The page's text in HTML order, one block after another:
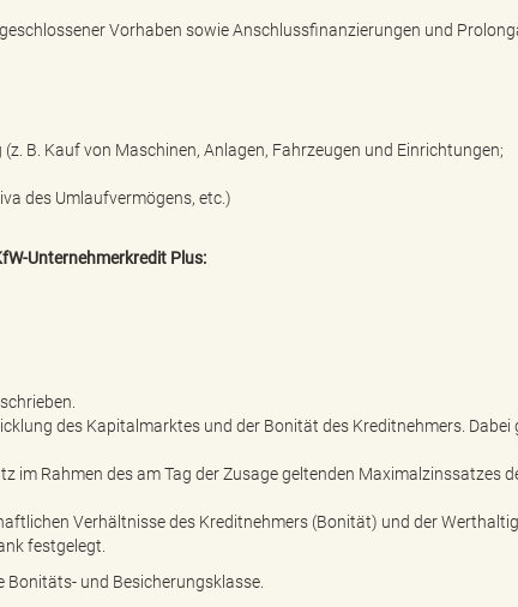
Vorhaben sowie Anschlussfinanzierungen und
B. Kauf von Maschinen, Anlagen, Fahrzeugen und Einrichtungen;
des Umlaufvermögens, etc.)
Unternehmerkredit Plus:
des Kapitalmarktes und der Bonität des Kreditnehmers. Dabei
im Rahmen des am Tag der Zusage geltenden Maximalzinssatzes
Verhältnisse des Kreditnehmers (Bonität) und der
festgelegt.
Bonitäts- und Besicherungsklasse.